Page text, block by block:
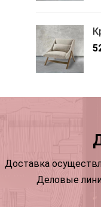
Доставка
Деловые